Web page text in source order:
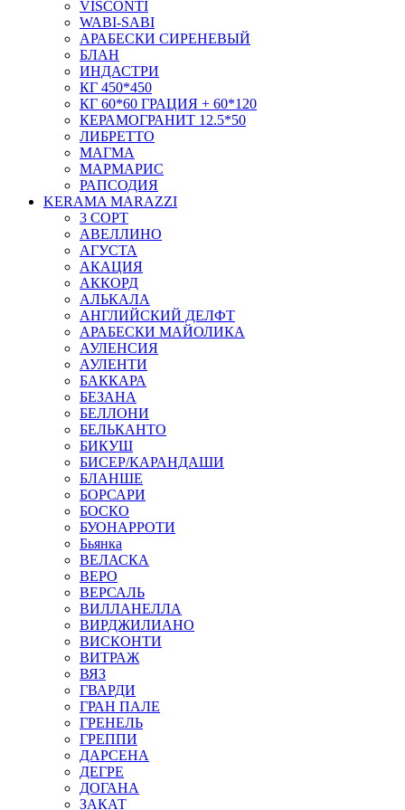
VISCONTI
WABI-SABI
АРАБЕСКИ СИРЕНЕВЫЙ
БЛАН
ИНДАСТРИ
КГ 450*450
КГ 60*60 ГРАЦИЯ + 60*120
КЕРАМОГРАНИТ 12.5*50
ЛИБРЕТТО
МАГМА
МАРМАРИС
РАПСОДИЯ
KERAMA MARAZZI
3 СОРТ
АВЕЛЛИНО
АГУСТА
АКАЦИЯ
АККОРД
АЛЬКАЛА
АНГЛИЙСКИЙ ДЕЛФТ
АРАБЕСКИ МАЙОЛИКА
АУЛЕНСИЯ
АУЛЕНТИ
БАККАРА
БЕЗАНА
БЕЛЛОНИ
БЕЛЬКАНТО
БИКУШ
БИСЕР/КАРАНДАШИ
БЛАНШЕ
БОРСАРИ
БОСКО
БУОНАРРОТИ
Бьянка
ВЕЛАСКА
ВЕРО
ВЕРСАЛЬ
ВИЛЛАНЕЛЛА
ВИРДЖИЛИАНО
ВИСКОНТИ
ВИТРАЖ
ВЯЗ
ГВАРДИ
ГРАН ПАЛЕ
ГРЕНЕЛЬ
ГРЕППИ
ДАРСЕНА
ДЕГРЕ
ДОГАНА
ЗАКАТ